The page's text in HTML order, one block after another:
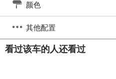
颜色
其他配置
看过该车的人还看过